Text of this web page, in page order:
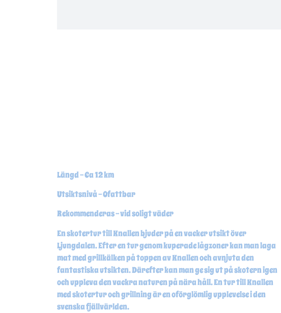
Längd – Ca 12 km
Utsiktsnivå – Ofattbar
Rekommenderas – vid soligt väder
En skotertur till Knallen bjuder på en vacker utsikt över
Ljungdalen. Efter en tur genom kuperade lågzoner kan man laga
mat med grillkälken på toppen av Knallen och avnjuta den
fantastiska utsikten. Därefter kan man ge sig ut på skotern igen
och uppleva den vackra naturen på nära håll. En tur till Knallen
med skotertur och grillning är en oförglömlig upplevelse i den
svenska fjällvärlden.